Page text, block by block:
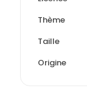
Thème
Taille
Origine